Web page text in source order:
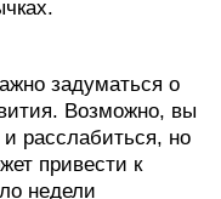
задуматься о
Возможно, вы
и расслабиться, но
привести к
недели